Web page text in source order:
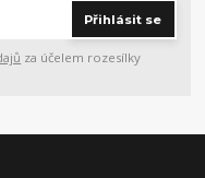
Přihlásit se
za účelem rozesílky